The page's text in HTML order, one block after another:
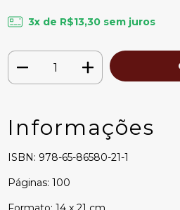
3x de R$13,30 sem juros
Informações
ISBN: 978-65-86580-21-1
Páginas: 100